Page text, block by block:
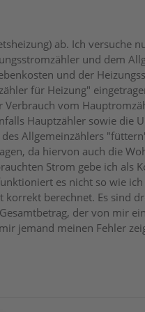
ab. Ich versuche
und dem
und der
für Heizung"
vom
Hauptzähler sowie die
Allgemeinzählers
da hiervon auch die
Strom gebe ich als
es nicht so wie ich
berechnet. Es sind
der von mir
jemand meinen Fehler